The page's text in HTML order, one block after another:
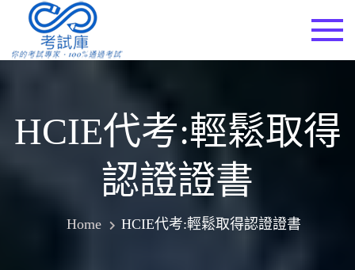
content
HCIE代考:輕鬆取得
認證證書
Home HCIE代考:輕鬆取得認證證書